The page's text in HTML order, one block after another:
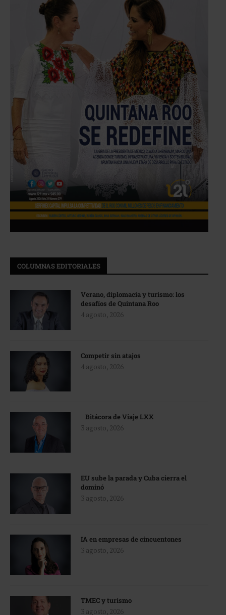
COLUMNAS EDITORIALES
Verano, diplomacia y turismo: los
desafíos de Quintana Roo
4 agosto, 2026
Competir sin atajos
4 agosto, 2026
Bitácora de Viaje LXX
3 agosto, 2026
EU sube la parada y Cuba cierra el
dominó
3 agosto, 2026
IA en empresas de cincuentones
3 agosto, 2026
TMEC y turismo
3 agosto, 2026